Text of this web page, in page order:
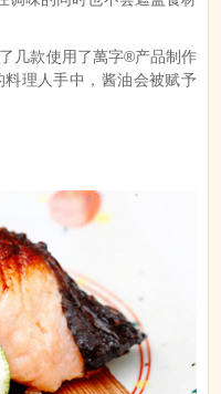
几款使用了萬字®产品制作
理人手中，酱油会被赋予